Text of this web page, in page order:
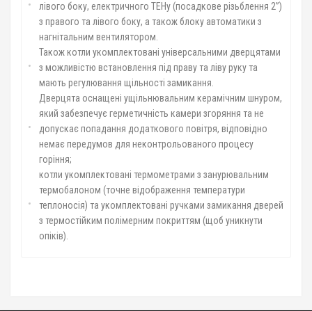
лівого боку, електричного ТЕНу (посадкове різьблення 2”)
з правого та лівого боку, а також блоку автоматики з
нагнітальним вентилятором.
Також котли укомплектовані універсальними дверцятами
з можливістю встановлення під праву та ліву руку та
мають регулювання щільності замикання.
Дверцята оснащені ущільнювальним керамічним шнуром,
який забезпечує герметичність камери згоряння та не
допускає попадання додаткового повітря, відповідно
немає передумов для неконтрольованого процесу
горіння;
котли укомплектовані термометрами з занурювальним
термобалоном (точне відображення температури
теплоносія) та укомплектовані ручками замикання дверей
з термостійким полімерним покриттям (щоб уникнути
опіків).